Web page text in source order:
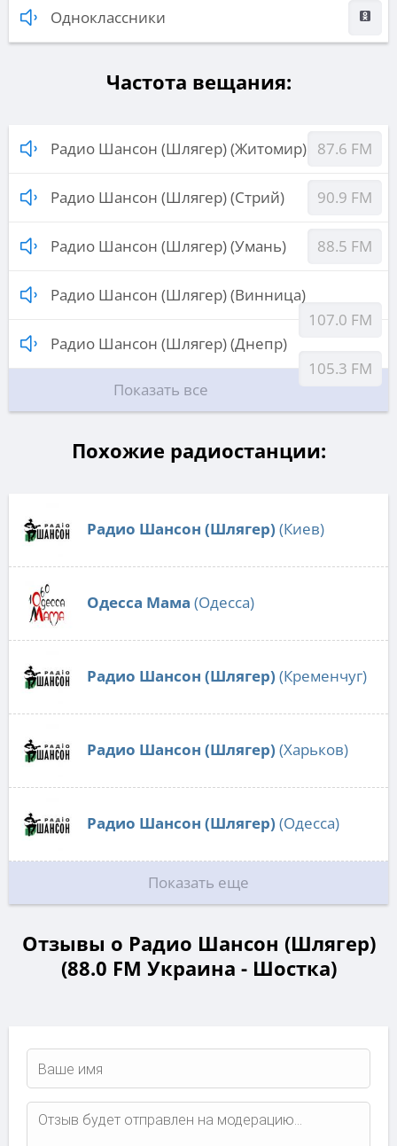
Одноклассники
Частота вещания:
Радио Шансон (Шлягер) (Житомир) 87.6 FM
Радио Шансон (Шлягер) (Стрий) 90.9 FM
Радио Шансон (Шлягер) (Умань) 88.5 FM
Радио Шансон (Шлягер) (Винница)
107.0 FM
Радио Шансон (Шлягер) (Днепр)
105.3 FM
Показать все
Похожие радиостанции:
Радио Шансон (Шлягер) (Киев)
Одесса Мама (Одесса)
Радио Шансон (Шлягер) (Кременчуг)
Радио Шансон (Шлягер) (Харьков)
Радио Шансон (Шлягер) (Одесса)
Показать еще
Отзывы о Радио Шансон (Шлягер)
(88.0 FM Украина - Шостка)